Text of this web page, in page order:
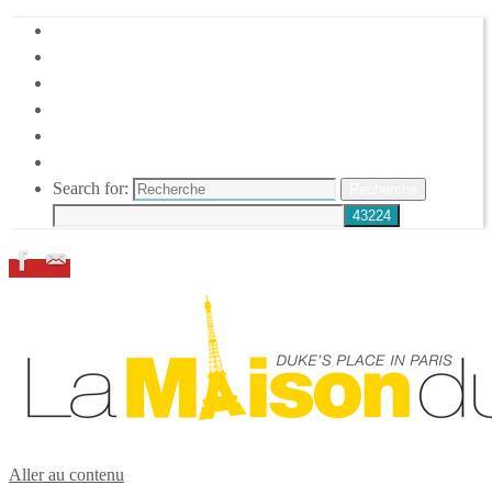
Search for:
Aller au contenu